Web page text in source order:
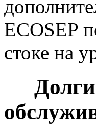
ECOSEP
стоке на